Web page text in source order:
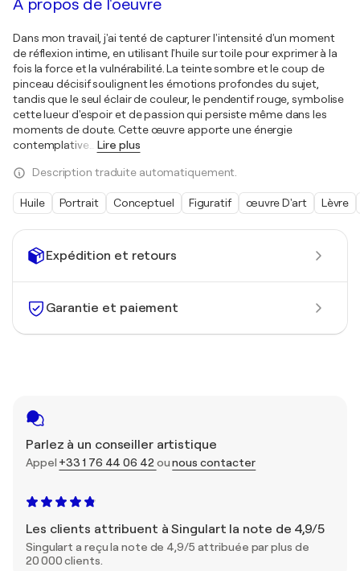
Expédition et retours
Garantie et paiement
Parlez à un conseiller artistique
Appel +33 1 76 44 06 42ounous contacter
Les clients attribuent à Singulart la note de 4,9/5
Singulart a reçu la note de 4,9/5 attribuée par plus de
20 000 clients.
À propos de l'oeuvre
Dans mon travail, j'ai tenté de capturer l'intensité d'un moment
de réflexion intime, en utilisant l'huile sur toile pour exprimer à la
fois la force et la vulnérabilité. La teinte sombre et le coup de
pinceau décisif soulignent les émotions profondes du sujet,
tandis que le seul éclair de couleur, le pendentif rouge, symbolise
cette lueur d'espoir et de passion qui persiste même dans les
moments de doute. Cette œuvre apporte une énergie
contemplative… Lire plus
Description traduite automatiquement.
Huile Portrait Conceptuel Figuratif œuvre D'art Lèvre